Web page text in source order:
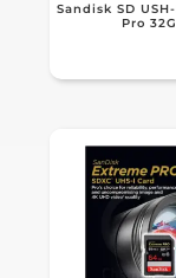
Sandisk SD
Pro